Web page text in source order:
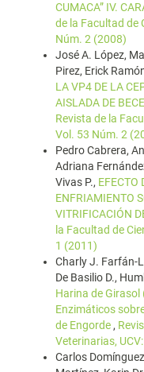
CUMACA” IV.
de la Facultad de
Núm. 2 (2008)
José A. López,
Pirez, Erick
LA VP4 DE LA
AISLADA DE
Revista de la
Vol. 53 Núm. 2
Pedro Cabrera,
Adriana
Vivas P., EFECTO
ENFRIAMIENTO
VITRIFICACIÓN
la Facultad de
1 (2011)
Charly J. Farfán-
De Basilio D.,
Harina de
Enzimáticos
de Engorde ,
Veterinarias,
Carlos